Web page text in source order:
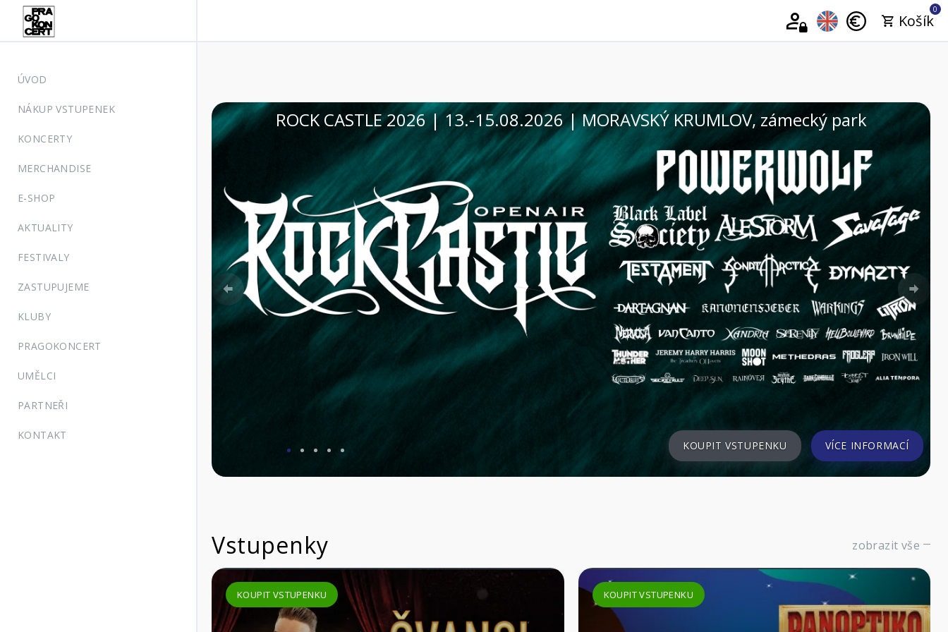
0
Košík
ÚVOD
NÁKUP VSTUPENEK
KONCERTY
MERCHANDISE
E-SHOP
AKTUALITY
FESTIVALY
ZASTUPUJEME
KLUBY
PRAGOKONCERT
UMĚLCI
PARTNEŘI
KONTAKT
KRUMLOV, zámecký park
VÍCE INFORMACÍ
VINOHRANÍ VE VINIU 2026 | 29.08.2026 | VELKÉ PAVLOVICE, Areál
KOUPIT VSTUPENKU
Previous
Vstupenky zobrazit vše
KOUPIT VSTUPENKU KOUPIT VSTUPENKU